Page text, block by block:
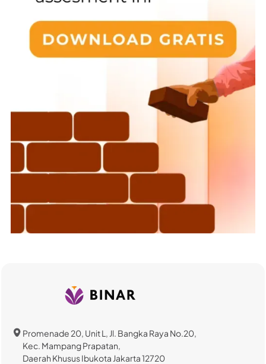
Promenade 20, Unit L, Jl. Bangka Raya No.20,
Kec. Mampang Prapatan,
Daerah Khusus Ibukota Jakarta 12720